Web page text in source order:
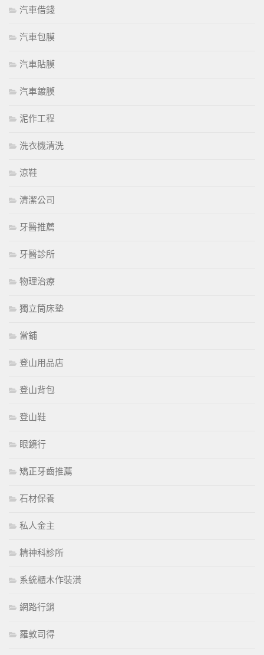
汽車借錢
汽車包膜
汽車貼膜
汽車鍍膜
泥作工程
洗衣機清洗
涼鞋
清潔公司
牙醫推薦
牙醫診所
物理治療
獨立筒床墊
當鋪
登山用品店
登山背包
登山鞋
眼鏡行
矯正牙齒推薦
石材保養
私人金主
精神科診所
系統櫃木作裝潢
網路行銷
羅敦司得